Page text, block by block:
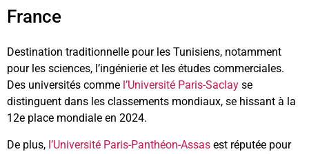
France
Destination traditionnelle pour les Tunisiens, notamment
pour les sciences, l’ingénierie et les études commerciales.
Des universités comme l’Université Paris-Saclay se
distinguent dans les classements mondiaux, se hissant à la
12e place mondiale en 2024.
De plus, l’Université Paris-Panthéon-Assas est réputée pour